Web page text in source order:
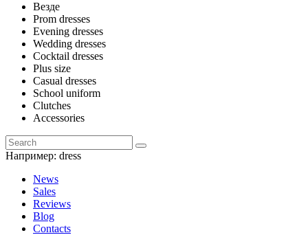
Везде
Prom dresses
Evening dresses
Wedding dresses
Cocktail dresses
Plus size
Casual dresses
School uniform
Clutches
Accessories
Например: dress
News
Sales
Reviews
Blog
Contacts